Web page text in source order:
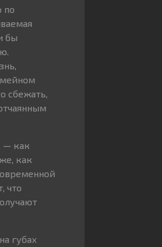
по
бы
сбежать,
— как
как
что
губах